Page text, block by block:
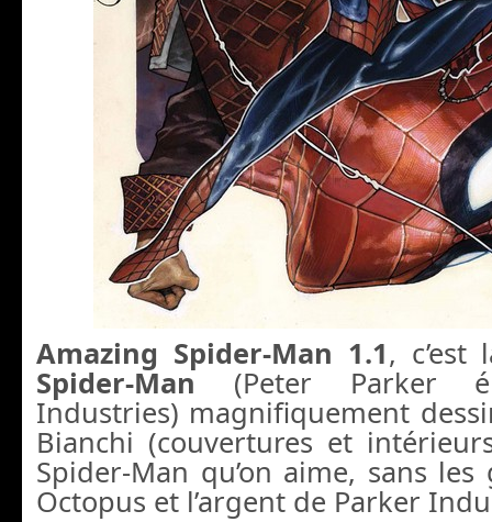
Amazing Spider-Man 1.1, c’est
Spider-Man (Peter Parker
Industries) magnifiquement
Bianchi (couvertures et
Spider-Man qu’on aime, sans
Octopus et l’argent de Parker